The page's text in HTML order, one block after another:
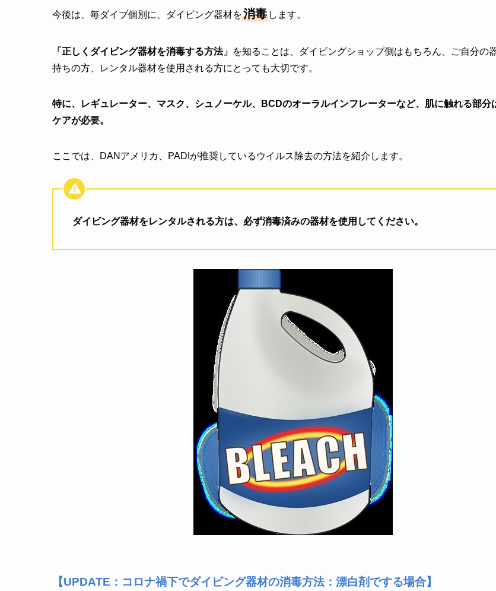
今後は、毎ダイブ個別に、ダイビング器材を消毒 します。
「正しくダイビング器材を消毒する方法」 を知ることは、ダイビングショップ側はもちろん、ご自分の
持ちの方、レンタル器材を使用される方にとっても大切です。
特に、レギュレーター、マスク、シュノーケル、BCDのオーラルインフレーターなど、肌に触れる部分
ケアが必要。
ここでは、DANアメリカ、PADIが推奨しているウイルス除去の方法を紹介します。
ダイビング器材をレンタルされる方は、必ず消毒済みの器材を使用してください。
【UPDATE：コロナ禍下でダイビング器材の消毒方法：漂白剤でする場合】